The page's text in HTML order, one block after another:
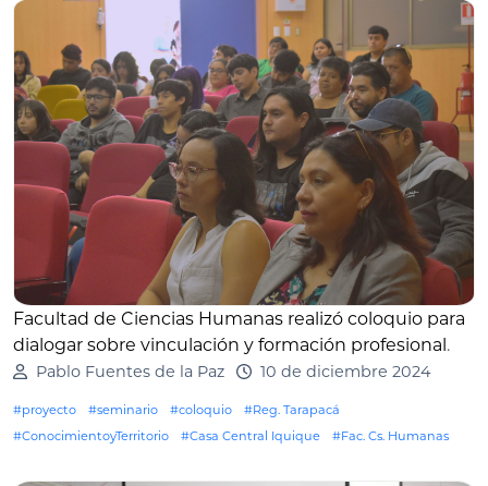
Facultad de Ciencias Humanas realizó coloquio para
dialogar sobre vinculación y formación profesional .
Pablo Fuentes de la Paz 10 de diciembre 2024
#proyecto #seminario #coloquio
#Reg. Tarapacá
#ConocimientoyTerritorio
#Casa Central Iquique #Fac. Cs. Humanas